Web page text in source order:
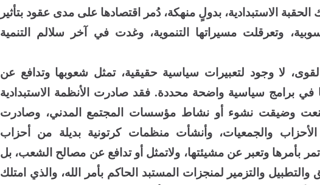
الاستبدادية، بدولٍ منهكة، دُمر اقتصادها على مدى عقود بتأثير
وتعرقلت مسيراتها التنموية، وغدت في آخر سلالم التنمية
لا وجود لتعبيرات سياسية حقيقية، تمثل شعوبها وتدافع عن
في برامج سياسية واضحة محددة. فقد صادرت الأنظمة الاستبدادية
وضيقت نشوء أو نشاط مؤسسات المجتمع المدني، وصادرت
الأحزاب والجمعيات، وأنشأت منظمات كرتونية بديلة من أحزاب
بأمرها وتعبر عن مشيئتها، ولاتمثل أو تدافع عن مصالح الشعب، بل
والتزمير لمنجزات المستبد الحاكم بأمر الله، والذي امتلك